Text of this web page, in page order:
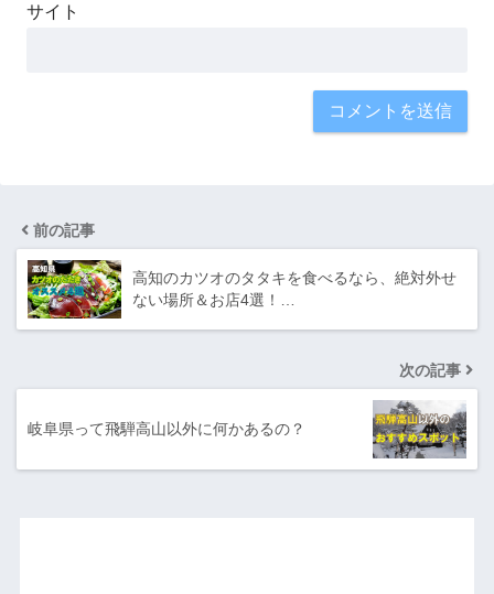
サイト
前の記事
高知のカツオのタタキを食べるなら、絶対外せ
ない場所＆お店4選！…
次の記事
岐阜県って飛騨高山以外に何かあるの？